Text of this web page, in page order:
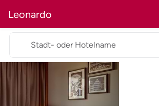
Leonardo
Stadt- oder Hotelname